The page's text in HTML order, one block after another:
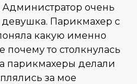
очень
Парикмахер с
какую именно
почему то столкнулась
парикмахеры делали
за мое